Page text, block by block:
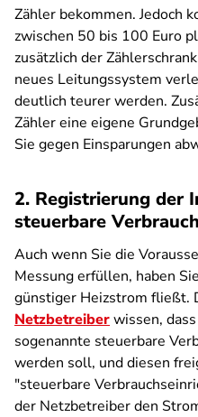
Zähler bekommen. Jedoch
zwischen 50 bis 100 Euro
zusätzlich der
neues Leitungssystem
deutlich teurer werden.
Zähler eine eigene
Sie gegen Einsparungen
2. Registrierung der
steuerbare
Auch wenn Sie die
Messung erfüllen, haben
günstiger Heizstrom fließt.
Netzbetreiberwissen,
sogenannte steuerbare
werden soll, und diesen
"steuerbare
der Netzbetreiber den